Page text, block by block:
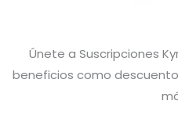
Únete a Suscripciones
beneficios como